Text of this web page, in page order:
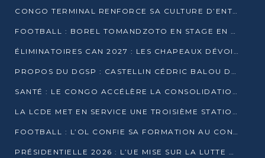
CONGO TERMINAL RENFORCE SA CULTURE D’ENTREPRISE AVEC LE PROGRAMME « WIN TOGETHER »
FOOTBALL : BOREL TOMANDZOTO EN STAGE EN ESPAGNE AVEC POLISSYA FC
ÉLIMINATOIRES CAN 2027 : LES CHAPEAUX DÉVOILÉS, LE CONGO FIXÉ SUR SON SORT
PROPOS DU DGSP : CASTELLIN CÉDRIC BALOU DÉNONCE DES PROPOS INTIMIDANTS
SANTÉ : LE CONGO ACCÉLÈRE LA CONSOLIDATION DE L’OFFRE DE SOINS
LA LCDE MET EN SERVICE UNE TROISIÈME STATION D’EAU POTABLE À MFILOU
FOOTBALL : L’OL CONFIE SA FORMATION AU CONGOLAIS CHRISTIAN BASSILA
PRÉSIDENTIELLE 2026 : L’UE MISE SUR LA LUTTE CONTRE LA DÉSINFORMATION